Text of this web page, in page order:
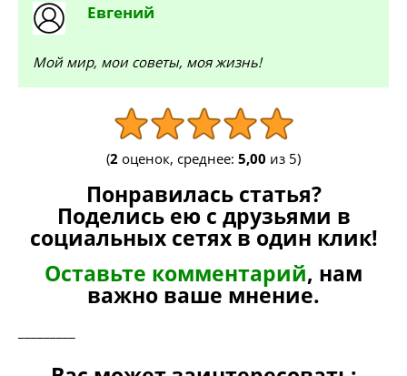
Евгений
Мой мир, мои советы, моя жизнь!
(2 оценок, среднее: 5,00 из 5)
Понравилась статья?
Поделись ею с друзьями в
социальных сетях в один клик!
Оставьте комментарий, нам
важно ваше мнение.